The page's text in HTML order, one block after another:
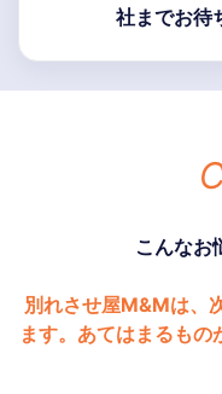
社までお待
こんなお
別れさせ屋M&Mは、
ます。あてはまるも